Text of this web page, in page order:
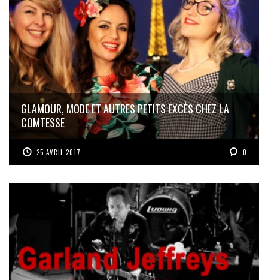
GLAMOUR, MODE ET AUTRES PETITS EXCÈS CHEZ LA
COMTESSE
25 AVRIL 2017 0